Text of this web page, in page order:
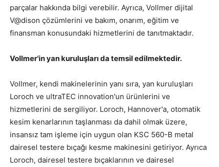
parçalar hakkında bilgi verebilir. Ayrıca, Vollmer dijital
V@dison çözümlerini ve bakım, onarım, eğitim ve
finansman konusundaki hizmetlerini de tanıtmaktadır.
Vollmer'in yan kuruluşları da temsil edilmektedir.
Vollmer, kendi makinelerinin yanı sıra, yan kuruluşları
Loroch ve ultraTEC innovation'un ürünlerini ve
hizmetlerini de sergiliyor. Loroch, Hannover'a, otomatik
kesim kenarlarının taşlanması da dahil olmak üzere,
insansız tam işleme için uygun olan KSC 560-B metal
dairesel testere bıçağı kesme makinesini getiriyor. Ayrıca
Loroch, dairesel testere bıçaklarının ve dairesel